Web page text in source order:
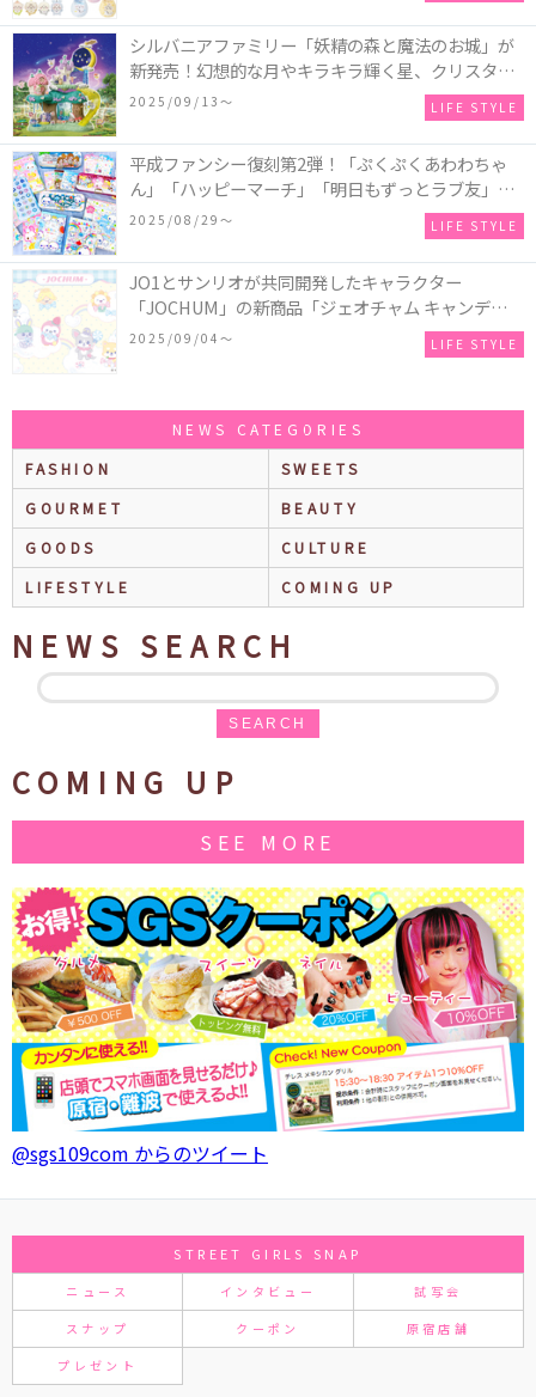
シルバニアファミリー「妖精の森と魔法のお城」が
新発売！幻想的な月やキラキラ輝く星、クリスタル
などの装飾がお城を彩る♡
2025/09/13〜 LIFE STYLE
平成ファンシー復刻第2弾！「ぷくぷくあわわちゃ
ん」「ハッピーマーチ」「明日もずっとラブ友」な
どの「カンペンケース」や「遊べるメモ帳」が発売
2025/08/29〜 LIFE STYLE
JO1とサンリオが共同開発したキャラクター
「JOCHUM」の新商品「ジェオチャム キャンディデ
ザインシリーズ」が発売！一部店舗限定で特別装飾
2025/09/04〜 LIFE STYLE
NEWS CATEGORIES
FASHION
SWEETS
GOURMET
BEAUTY
GOODS
CULTURE
LIFESTYLE
COMING UP
NEWS SEARCH
SEARCH
COMING UP
SEE MORE
@sgs109com からのツイート
STREET GIRLS SNAP
ニュース インタビュー 試写会
スナップ クーポン 原宿店舗
プレゼント